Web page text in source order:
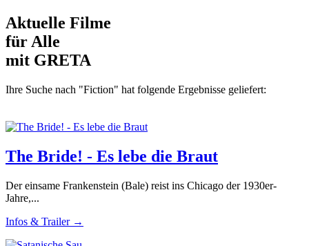
Aktuelle Filme
für Alle
mit GRETA
Ihre Suche nach "Fiction" hat folgende Ergebnisse geliefert:
The Bride! - Es lebe die Braut
Der einsame Frankenstein (Bale) reist ins Chicago der 1930er-
Jahre,...
Infos & Trailer →